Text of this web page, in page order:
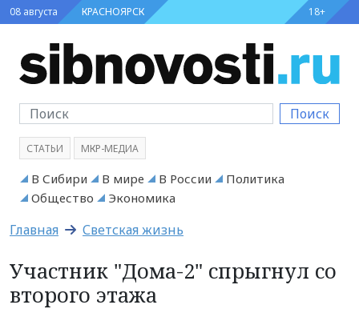
08 августа КРАСНОЯРСК 18+
Поиск
СТАТЬИ МКР-МЕДИА
В Сибири В мире В России
Политика
Общество
Экономика
Главная Светская жизнь
Участник "Дома-2" спрыгнул со
второго этажа